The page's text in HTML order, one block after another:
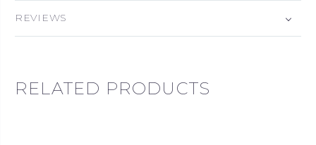
REVIEWS
RELATED PRODUCTS